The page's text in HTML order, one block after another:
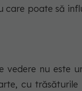
care poate să
vedere nu este
cu trăsăturile